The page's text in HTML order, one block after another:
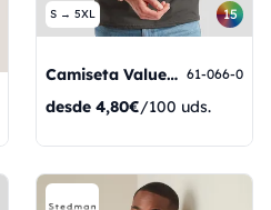
S → 5XL 15
Camiseta Valueweight con cuello en V 61-066-0
desde 4,80€/100 uds.